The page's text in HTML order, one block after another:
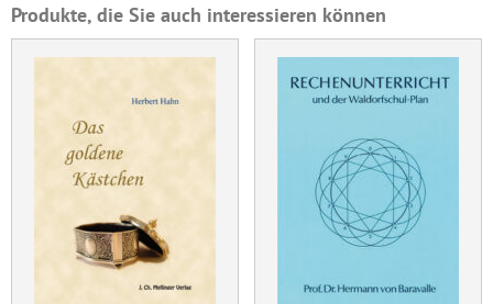
Produkte, die Sie auch interessieren können